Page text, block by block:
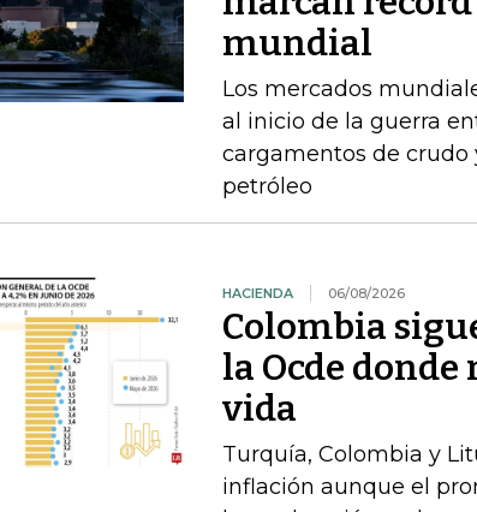
mundial
Los mercados
al inicio de la guerra
cargamentos de crudo
petróleo
HACIENDA 06/08/2026
Colombia
la Ocde
vida
Turquía, Colombia y
inflación aunque el